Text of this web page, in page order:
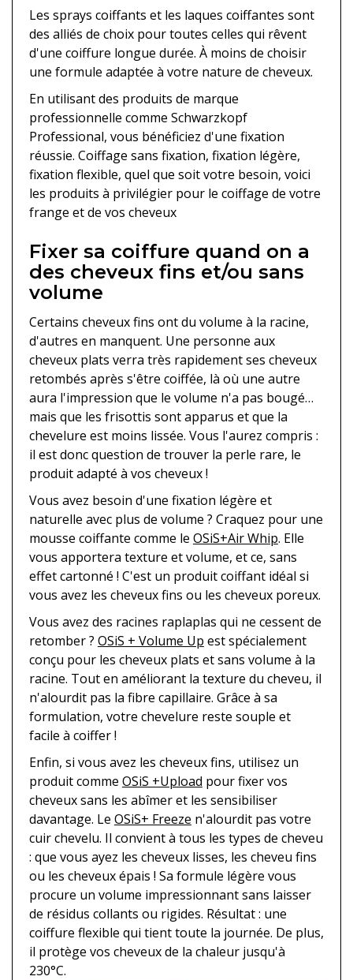
Les sprays coiffants et les laques coiffantes sont
des alliés de choix pour toutes celles qui rêvent
d'une coiffure longue durée. À moins de choisir
une formule adaptée à votre nature de cheveux.
En utilisant des produits de marque
professionnelle comme Schwarzkopf
Professional, vous bénéficiez d'une fixation
réussie. Coiffage sans fixation, fixation légère,
fixation flexible, quel que soit votre besoin, voici
les produits à privilégier pour le coiffage de votre
frange et de vos cheveux
Fixer sa coiffure quand on a
des cheveux fins et/ou sans
volume
Certains cheveux fins ont du volume à la racine,
d'autres en manquent. Une personne aux
cheveux plats verra très rapidement ses cheveux
retombés après s'être coiffée, là où une autre
aura l'impression que le volume n'a pas bougé…
mais que les frisottis sont apparus et que la
chevelure est moins lissée. Vous l'aurez compris :
il est donc question de trouver la perle rare, le
produit adapté à vos cheveux !
Vous avez besoin d'une fixation légère et
naturelle avec plus de volume ? Craquez pour une
mousse coiffante comme le OSiS+Air Whip. Elle
vous apportera texture et volume, et ce, sans
effet cartonné ! C'est un produit coiffant idéal si
vous avez les cheveux fins ou les cheveux poreux.
Vous avez des racines raplaplas qui ne cessent de
retomber ? OSiS + Volume Up est spécialement
conçu pour les cheveux plats et sans volume à la
racine. Tout en améliorant la texture du cheveu, il
n'alourdit pas la fibre capillaire. Grâce à sa
formulation, votre chevelure reste souple et
facile à coiffer !
Enfin, si vous avez les cheveux fins, utilisez un
produit comme OSiS +Upload pour fixer vos
cheveux sans les abîmer et les sensibiliser
davantage. Le OSiS+ Freeze n'alourdit pas votre
cuir chevelu. Il convient à tous les types de cheveu
: que vous ayez les cheveux lisses, les cheveu fins
ou les cheveux épais ! Sa formule légère vous
procure un volume impressionnant sans laisser
de résidus collants ou rigides. Résultat : une
coiffure flexible qui tient toute la journée. De plus,
il protège vos cheveux de la chaleur jusqu'à
230°C.